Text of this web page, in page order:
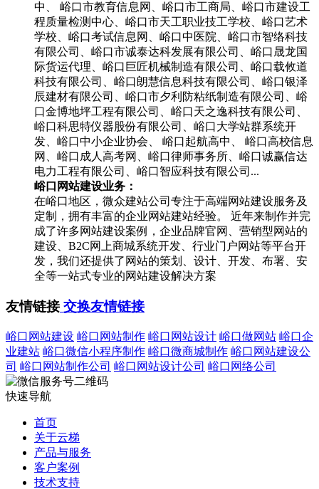
中、 峪口市教育信息网、峪口市工商局、峪口市建设工
程质量检测中心、峪口市天工职业技工学校、峪口艺术
学校、峪口考试信息网、峪口中医院、峪口市智络科技
有限公司、峪口市诚泰达科发展有限公司、峪口晟龙国
际货运代理、峪口巨匠机械制造有限公司、峪口载攸道
科技有限公司、峪口朗慧信息科技有限公司、峪口银泽
辰建材有限公司、峪口市夕利防粘纸制造有限公司、峪
口金博地坪工程有限公司、峪口天之逸科技有限公司、
峪口科思特仪器股份有限公司、峪口大学站群系统开
发、峪口中小企业协会、 峪口起航高中、 峪口高校信息
网、峪口成人高考网、峪口律师事务所、峪口诚赢信达
电力工程有限公司、峪口智应科技有限公司...
峪口网站建设业务：
在峪口地区，微众建站公司专注于高端网站建设服务及
定制，拥有丰富的企业网站建站经验。 近年来制作并完
成了许多网站建设案例，企业品牌官网、营销型网站的
建设、B2C网上商城系统开发、行业门户网站等平台开
发，我们还提供了网站的策划、设计、开发、布署、安
全等一站式专业的网站建设解决方案
友情链接交换友情链接
峪口网站建设 峪口网站制作 峪口网站设计 峪口做网站 峪口企
业建站 峪口微信小程序制作 峪口微商城制作 峪口网站建设公
司 峪口网站制作公司 峪口网站设计公司 峪口网络公司
快速导航
首页
关于云梯
产品与服务
客户案例
技术支持